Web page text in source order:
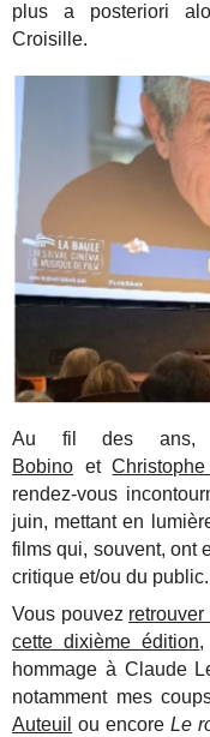
plus a posteriori
Croisille.
Au fil des ans,
Bobino et
rendez-vous
juin, mettant en
films qui, souvent, ont
critique et/ou du public.
Vous pouvez
cette dixième édition,
hommage à Claude
notamment mes
Auteuil ou encoreLe